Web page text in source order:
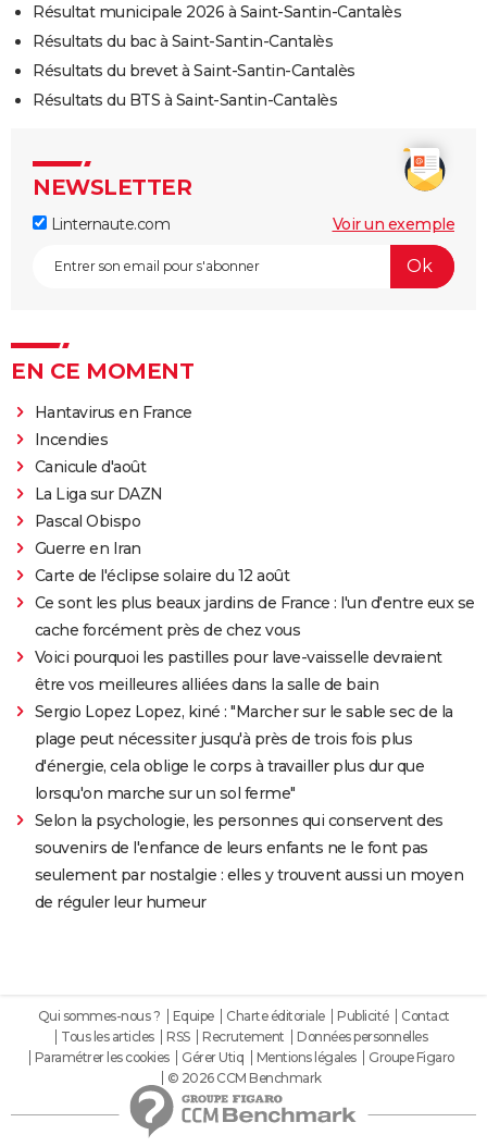
Résultat municipale 2026 à Saint-Santin-Cantalès
Résultats du bac à Saint-Santin-Cantalès
Résultats du brevet à Saint-Santin-Cantalès
Résultats du BTS à Saint-Santin-Cantalès
NEWSLETTER
Linternaute.com Voir un exemple
EN CE MOMENT
Hantavirus en France
Incendies
Canicule d'août
La Liga sur DAZN
Pascal Obispo
Guerre en Iran
Carte de l'éclipse solaire du 12 août
Ce sont les plus beaux jardins de France : l'un d'entre eux se
cache forcément près de chez vous
Voici pourquoi les pastilles pour lave-vaisselle devraient
être vos meilleures alliées dans la salle de bain
Sergio Lopez Lopez, kiné : "Marcher sur le sable sec de la
plage peut nécessiter jusqu'à près de trois fois plus
d'énergie, cela oblige le corps à travailler plus dur que
lorsqu'on marche sur un sol ferme"
Selon la psychologie, les personnes qui conservent des
souvenirs de l'enfance de leurs enfants ne le font pas
seulement par nostalgie : elles y trouvent aussi un moyen
de réguler leur humeur
Qui sommes-nous ? Equipe Charte éditoriale Publicité
Contact
Tous les articles
RSS Recrutement
Données personnelles
Paramétrer les cookies
Gérer Utiq Mentions légales
Groupe Figaro
© 2026 CCM Benchmark